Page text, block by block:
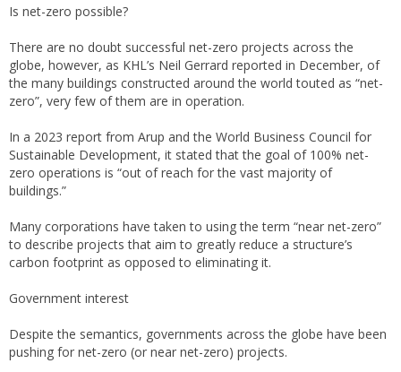
Is net-zero possible?
There are no doubt successful net-zero projects across the
globe, however, as KHL’s Neil Gerrard reported in December, of
the many buildings constructed around the world touted as “net-
zero”, very few of them are in operation.
In a 2023 report from Arup and the World Business Council for
Sustainable Development, it stated that the goal of 100% net-
zero operations is “out of reach for the vast majority of
buildings.”
Many corporations have taken to using the term “near net-zero”
to describe projects that aim to greatly reduce a structure’s
carbon footprint as opposed to eliminating it.
Government interest
Despite the semantics, governments across the globe have been
pushing for net-zero (or near net-zero) projects.